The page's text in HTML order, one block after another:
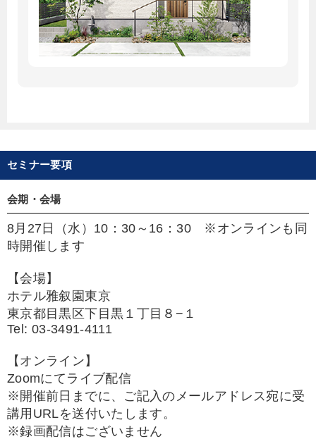
セミナー要項
会期・会場
8月27日（水）10：30～16：30 ※オンラインも同
時開催します
【会場】
ホテル雅叙園東京
東京都目黒区下目黒１丁目８−１
Tel: 03-3491-4111
【オンライン】
Zoomにてライブ配信
※開催前日までに、ご記入のメールアドレス宛に受
講用URLを送付いたします。
※録画配信はございません